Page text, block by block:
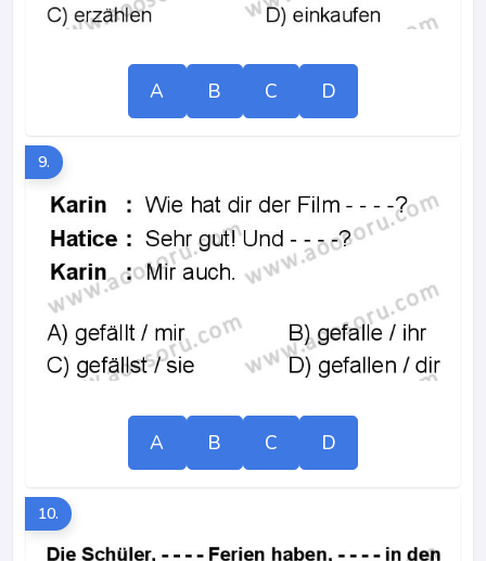
A B C D
9.
A B C D
10.